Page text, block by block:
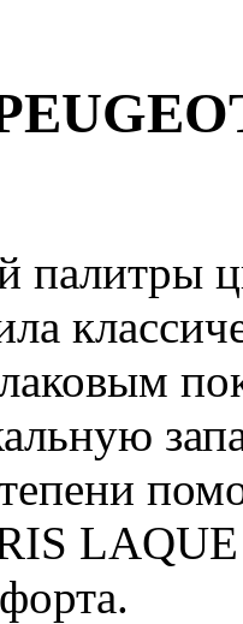
палитры
LAQUE